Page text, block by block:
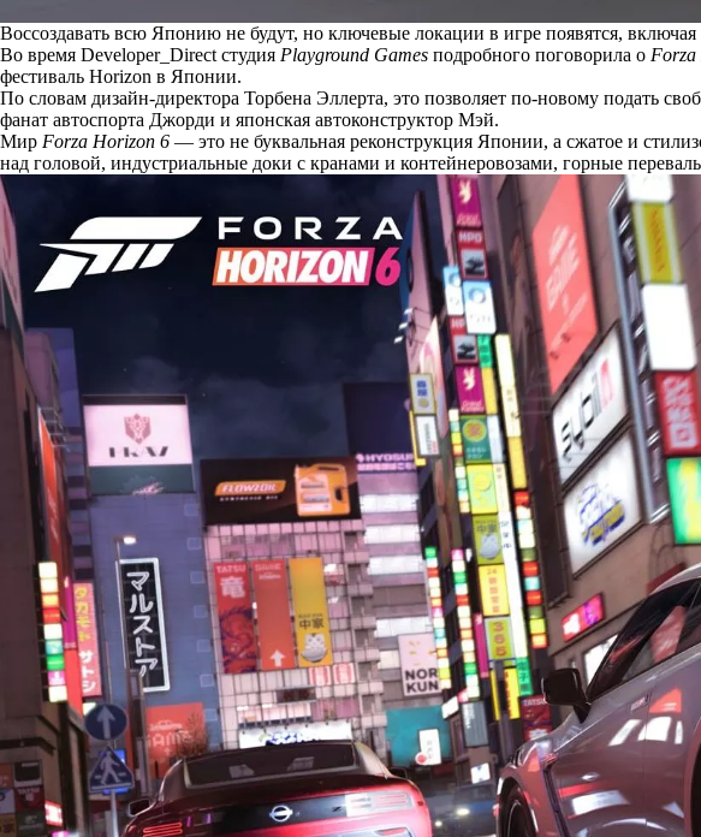
Воссоздавать всю Японию не будут, но ключевые локации в игре появятся,
Во время Developer_Direct студия Playground Games подробного поговорила о
фестиваль Horizon в Японии.
По словам дизайн-директора Торбена Эллерта, это позволяет по-новому подать
фанат автоспорта Джорди и японская автоконструктор Мэй.
Мир Forza Horizon 6 — это не буквальная реконструкция Японии, а сжатое и
над головой, индустриальные доки с кранами и контейнеровозами, горные